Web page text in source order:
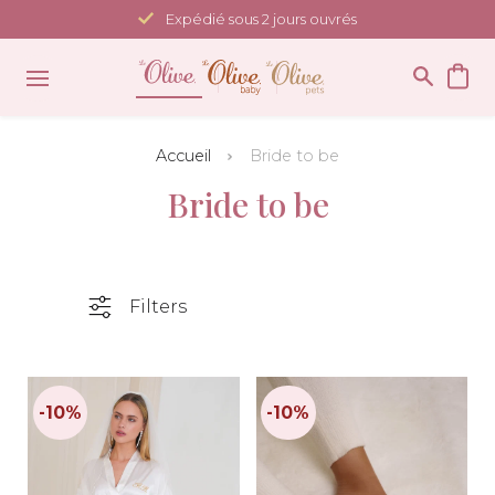
au
contenu
Expédié sous 2 jours ouvrés
Accueil Bride to be
Bride to be
Filters